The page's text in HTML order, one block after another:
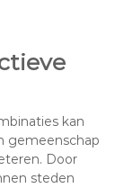
kan
gemeenschap
Door
steden